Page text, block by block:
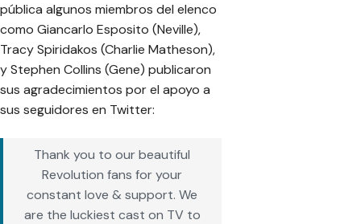
pública algunos miembros del elenco
como Giancarlo Esposito (Neville),
Tracy Spiridakos (Charlie Matheson),
y Stephen Collins (Gene) publicaron
sus agradecimientos por el apoyo a
sus seguidores en Twitter:
Thank you to our beautiful
Revolution fans for your
constant love & support. We
are the luckiest cast on TV to